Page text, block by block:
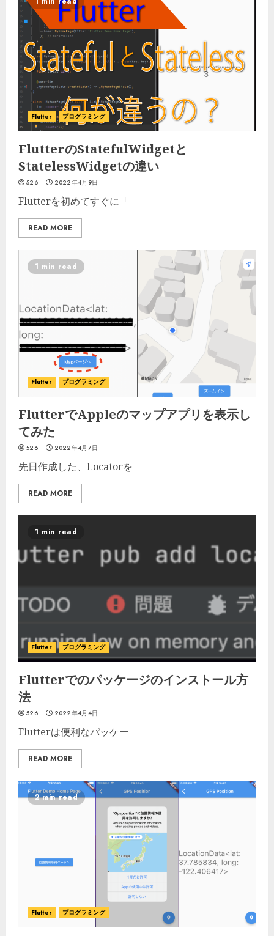
Flutter プログラミング
FlutterのStatefulWidgetと
StatelessWidgetの違い
526 2022年4月9日
Flutterを初めてすぐに「
READ MORE
1 min read
Flutter プログラミング
FlutterでAppleのマップアプリを表示し
てみた
526 2022年4月7日
先日作成した、Locatorを
READ MORE
1 min read
Flutter プログラミング
Flutterでのパッケージのインストール方
法
526 2022年4月4日
Flutterは便利なパッケー
READ MORE
2 min read
Flutter プログラミング